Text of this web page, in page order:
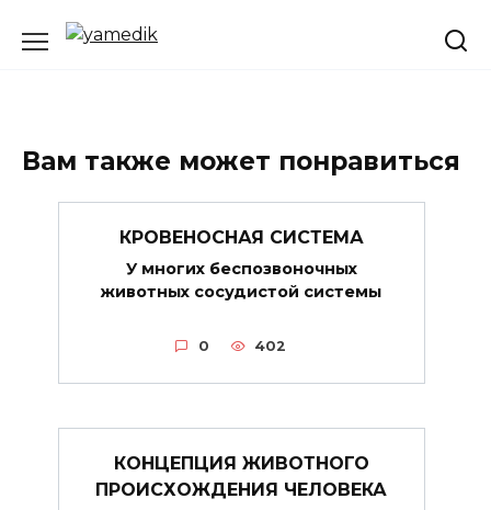
Вам также может понравиться
КРОВЕНОСНАЯ СИСТЕМА
У многих беспозвоночных
животных сосудистой системы
0 402
КОНЦЕПЦИЯ ЖИВОТНОГО
ПРОИСХОЖДЕНИЯ ЧЕЛОВЕКА